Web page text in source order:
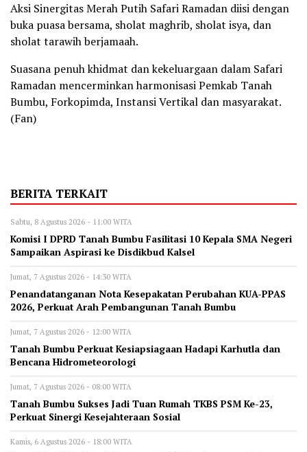
Aksi Sinergitas Merah Putih Safari Ramadan diisi dengan
buka puasa bersama, sholat maghrib, sholat isya, dan
sholat tarawih berjamaah.
Suasana penuh khidmat dan kekeluargaan dalam Safari
Ramadan mencerminkan harmonisasi Pemkab Tanah
Bumbu, Forkopimda, Instansi Vertikal dan masyarakat.
(Fan)
BERITA TERKAIT
Sabtu, 8 Agustus 2026 - 11:00 WITA
Komisi I DPRD Tanah Bumbu Fasilitasi 10 Kepala SMA Negeri
Sampaikan Aspirasi ke Disdikbud Kalsel
Jumat, 7 Agustus 2026 - 14:30 WITA
Penandatanganan Nota Kesepakatan Perubahan KUA-PPAS
2026, Perkuat Arah Pembangunan Tanah Bumbu
Jumat, 7 Agustus 2026 - 12:00 WITA
Tanah Bumbu Perkuat Kesiapsiagaan Hadapi Karhutla dan
Bencana Hidrometeorologi
Jumat, 7 Agustus 2026 - 08:00 WITA
Tanah Bumbu Sukses Jadi Tuan Rumah TKBS PSM Ke-23,
Perkuat Sinergi Kesejahteraan Sosial
Kamis, 6 Agustus 2026 - 18:00 WITA